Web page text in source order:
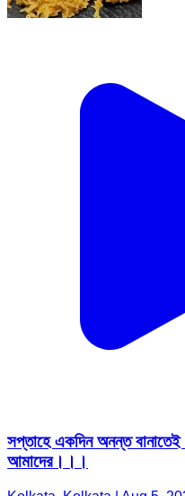
সপ্তাহে একদিন অনন্ত
আমাদের।।।